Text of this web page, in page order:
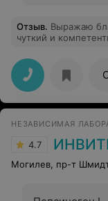
Отзыв. Выражаю
чуткий и
НЕЗАВИСИМАЯ
4.7
Могилев, пр-т